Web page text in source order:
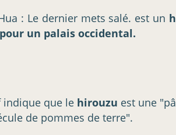
: Le dernier mets salé. est un
un palais occidental.
indique que le hirouzu est une
de pommes de terre".